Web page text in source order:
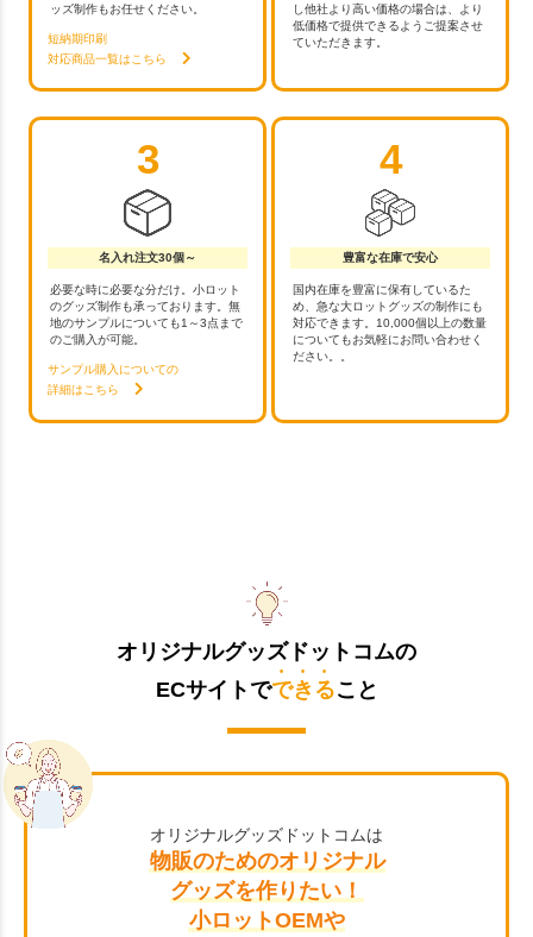
ッズ制作もお任せください。
短納期印刷
対応商品一覧はこちら
し他社より高い価格の場合は、より
低価格で提供できるようご提案させ
ていただきます。
3
名入れ注文30個～
必要な時に必要な分だけ。小ロット
のグッズ制作も承っております。無
地のサンプルについても1～3点まで
のご購入が可能。
サンプル購入についての
詳細はこちら
4
豊富な在庫で安心
国内在庫を豊富に保有しているた
め、急な大ロットグッズの制作にも
対応できます。10,000個以上の数量
についてもお気軽にお問い合わせく
ださい。。
オリジナルグッズドットコムの
ECサイトでできること
オリジナルグッズドットコムは
物販のためのオリジナル
グッズを作りたい！
小ロットOEMや